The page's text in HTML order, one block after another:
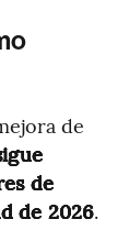
de
de
de 2026.